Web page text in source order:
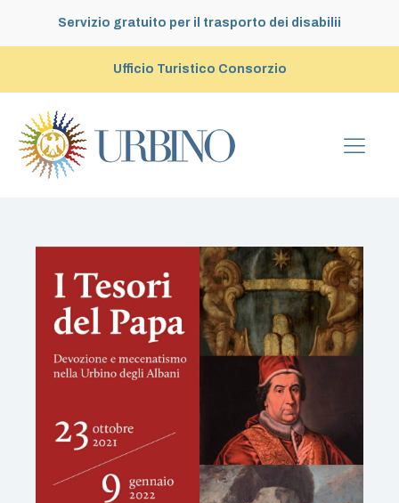
Servizio gratuito per il trasporto dei disabilii
Ufficio Turistico Consorzio